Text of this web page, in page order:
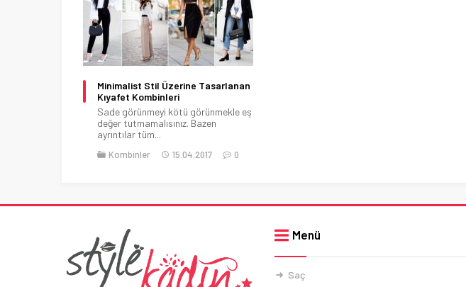
Minimalist Stil Üzerine Tasarlanan
Kıyafet Kombinleri
Sade görünmeyi kötü görünmekle eş
değer tutmamalısınız. Bazen
ayrıntılar tüm...
Kombinler 15.04.2017 0
Menü
Saç